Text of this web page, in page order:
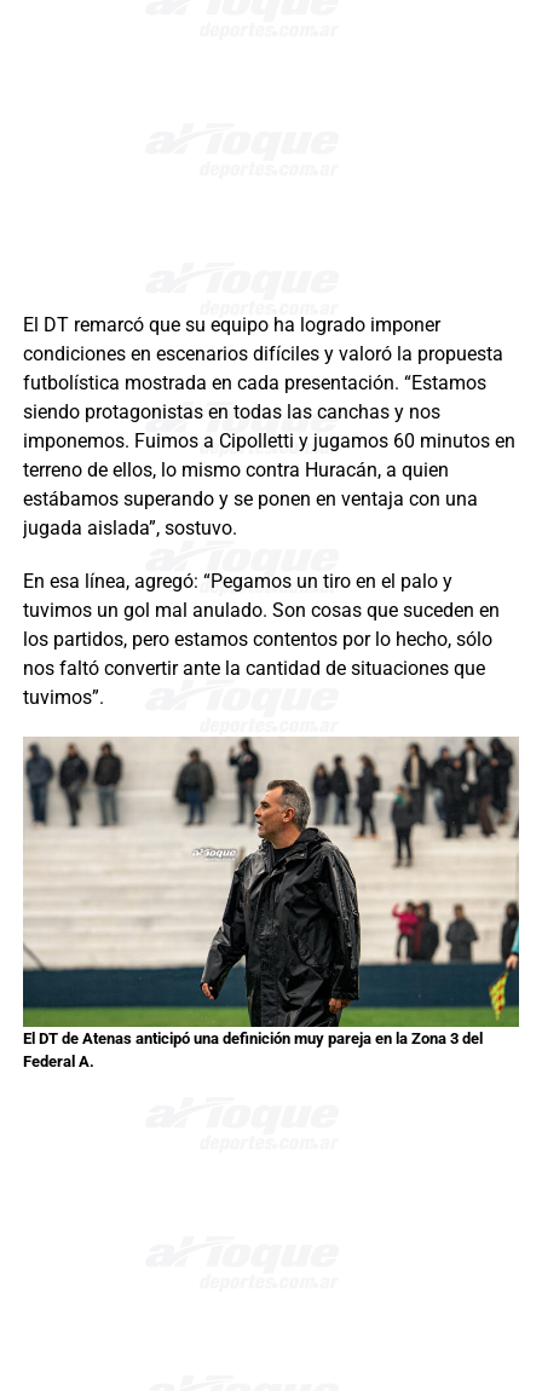
El DT remarcó que su equipo ha logrado imponer
condiciones en escenarios difíciles y valoró la propuesta
futbolística mostrada en cada presentación. “Estamos
siendo protagonistas en todas las canchas y nos
imponemos. Fuimos a Cipolletti y jugamos 60 minutos en
terreno de ellos, lo mismo contra Huracán, a quien
estábamos superando y se ponen en ventaja con una
jugada aislada”, sostuvo.
En esa línea, agregó: “Pegamos un tiro en el palo y
tuvimos un gol mal anulado. Son cosas que suceden en
los partidos, pero estamos contentos por lo hecho, sólo
nos faltó convertir ante la cantidad de situaciones que
tuvimos”.
El DT de Atenas anticipó una definición muy pareja en la Zona 3 del
Federal A.